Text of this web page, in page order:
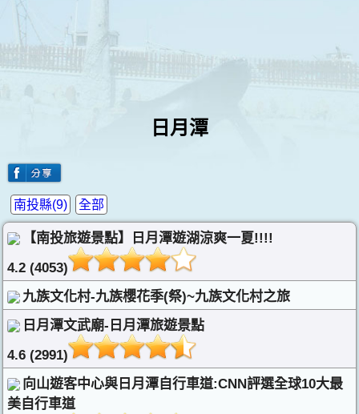
日月潭
全部
南投縣(9)
【南投旅遊景點】日月潭遊湖涼爽一夏!!!!
4.2 (4053)
九族文化村-九族櫻花季(祭)~九族文化村之旅
日月潭文武廟-日月潭旅遊景點
4.6 (2991)
向山遊客中心與日月潭自行車道:CNN評選全球10大最
美自行車道